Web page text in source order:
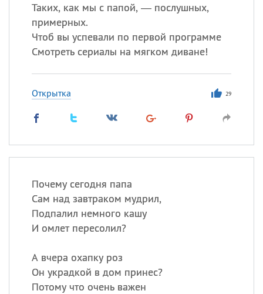
Таких, как мы с папой, — послушных,
примерных.
Чтоб вы успевали по первой программе
Смотреть сериалы на мягком диване!
Открытка 29
Почему сегодня папа
Сам над завтраком мудрил,
Подпалил немного кашу
И омлет пересолил?
А вчера охапку роз
Он украдкой в дом принес?
Потому что очень важен